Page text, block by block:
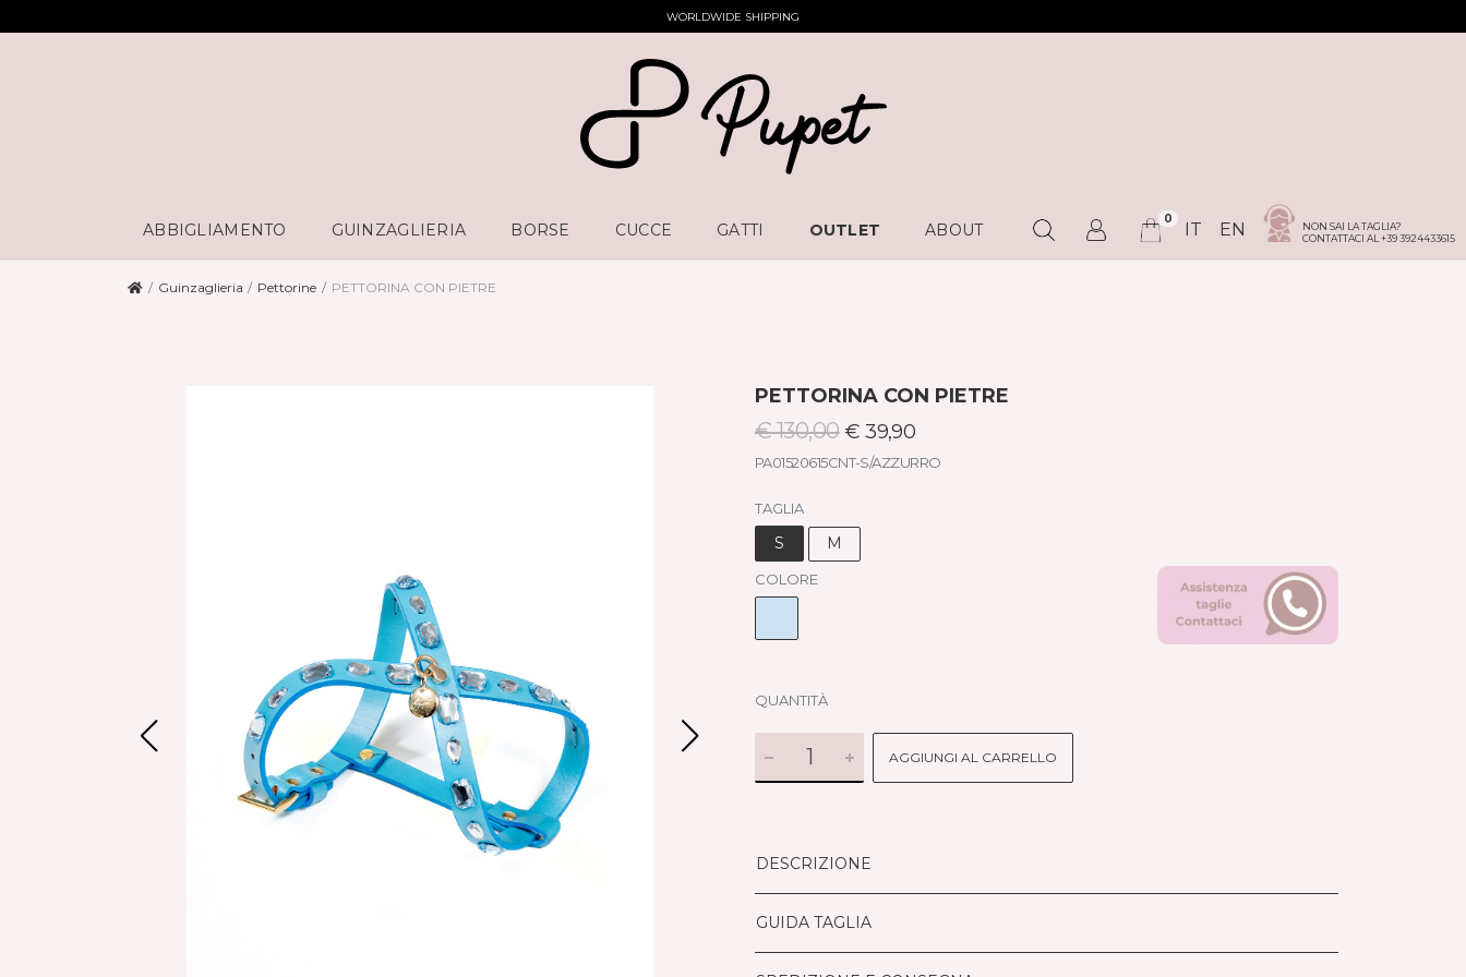
WORLDWIDE SHIPPING
ABBIGLIAMENTO GUINZAGLIERIA BORSE CUCCE GATTI OUTLET ABOUT
0
IT EN
NON SAI LA TAGLIA?
CONTATTACI AL +39 3924433615
Guinzaglieria Pettorine PETTORINA CON PIETRE
PETTORINA CON PIETRE
€ 130,00 € 39,90
PA01520615CNT-S/AZZURRO
TAGLIA
S M
COLORE
QUANTITÀ
AGGIUNGI AL CARRELLO
DESCRIZIONE
GUIDA TAGLIA